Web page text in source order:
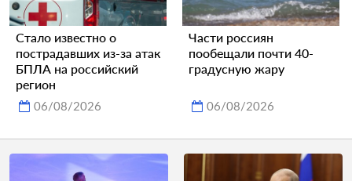
Стало известно о
пострадавших из-за атак
БПЛА на российский
регион
06/08/2026
Части россиян
пообещали почти 40-
градусную жару
06/08/2026